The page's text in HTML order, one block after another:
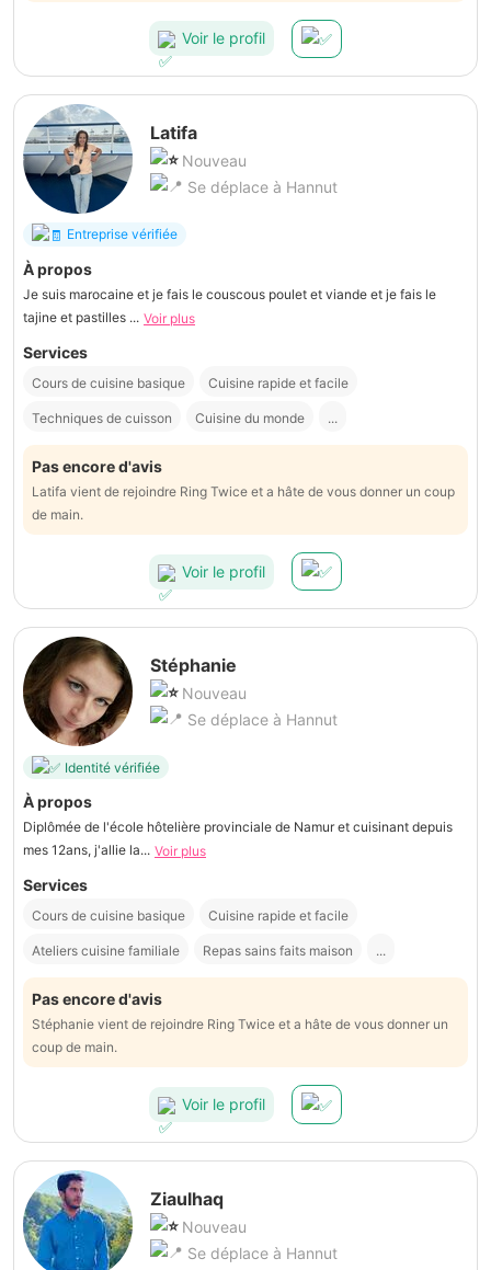
Voir le profil
Latifa
Nouveau
Se déplace à Hannut
Entreprise vérifiée
À propos
Je suis marocaine et je fais le couscous poulet et viande et je fais le
tajine et pastilles ... Voir plus
Services
Cours de cuisine basique Cuisine rapide et facile
Techniques de cuisson Cuisine du monde ...
Pas encore d'avis
Latifa vient de rejoindre Ring Twice et a hâte de vous donner un coup
de main.
Voir le profil
Stéphanie
Nouveau
Se déplace à Hannut
Identité vérifiée
À propos
Diplômée de l'école hôtelière provinciale de Namur et cuisinant depuis
mes 12ans, j'allie la... Voir plus
Services
Cours de cuisine basique Cuisine rapide et facile
Ateliers cuisine familiale Repas sains faits maison ...
Pas encore d'avis
Stéphanie vient de rejoindre Ring Twice et a hâte de vous donner un
coup de main.
Voir le profil
Ziaulhaq
Nouveau
Se déplace à Hannut